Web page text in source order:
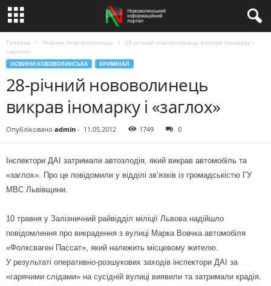
Головна Новини Нововолинська
28-річний нововолинець викрав іномарку і
«заглох»
НОВИНИ НОВОВОЛИНСЬКА КРИМІНАЛ
28-річний нововолинець
викрав іномарку і «заглох»
Опубліковано admin - 11.05.2012 1749 0
Інспектори ДАІ затримали автозлодія, який викрав автомобіль та
«заглох». Про це повідомили у відділі зв’язків із громадськістю ГУ
МВС Львівщини.
10 травня у Залізничний райвідділ міліції Львова надійшло
повідомлення про викрадення з вулиці Марка Вовчка автомобіля
«Фолксваген Пассат», який належить місцевому жителю.
У результаті оперативно-розшукових заходів інспектори ДАІ за
«гарячими слідами» на сусідній вулиці виявили та затримали крадія.